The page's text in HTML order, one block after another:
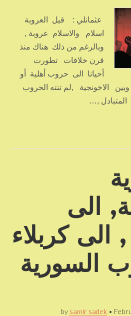
عثمانلي : قيل العروبة
اسلام والاسلام عروبة ,
وبالرغم من ذلك هناك منذ
قرن خلافات تطورت
أحيانا الى حروب أهلية أو
وبين الاخونجية ,لم تنته الحروب
المتبادل ,…
الى
الى كربلاء
السورية
by samir sadek •